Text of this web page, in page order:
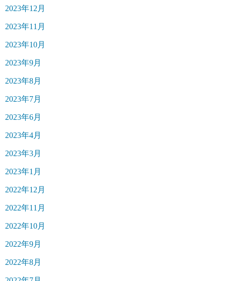
2023年12月
2023年11月
2023年10月
2023年9月
2023年8月
2023年7月
2023年6月
2023年4月
2023年3月
2023年1月
2022年12月
2022年11月
2022年10月
2022年9月
2022年8月